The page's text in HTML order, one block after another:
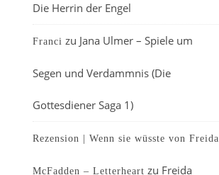
Die Herrin der Engel
Franci zu Jana Ulmer – Spiele um
Segen und Verdammnis (Die
Gottesdiener Saga 1)
Rezension | Wenn sie wüsste von Freida
McFadden – Letterheart zu Freida